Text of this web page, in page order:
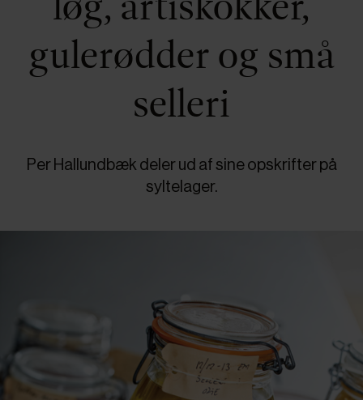
gulerødder og små
selleri
Per Hallundbæk deler ud af sine opskrifter på
syltelager.